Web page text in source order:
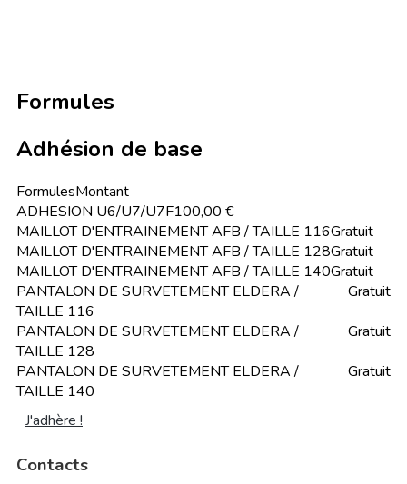
Formules
Adhésion de base
FormulesMontant
ADHESION U6/U7/U7F100,00 €
MAILLOT D'ENTRAINEMENT AFB / TAILLE 116Gratuit
MAILLOT D'ENTRAINEMENT AFB / TAILLE 128Gratuit
MAILLOT D'ENTRAINEMENT AFB / TAILLE 140Gratuit
PANTALON DE SURVETEMENT ELDERA /
TAILLE 116
Gratuit
PANTALON DE SURVETEMENT ELDERA /
TAILLE 128
Gratuit
PANTALON DE SURVETEMENT ELDERA /
TAILLE 140
Gratuit
J'adhère !
Contacts